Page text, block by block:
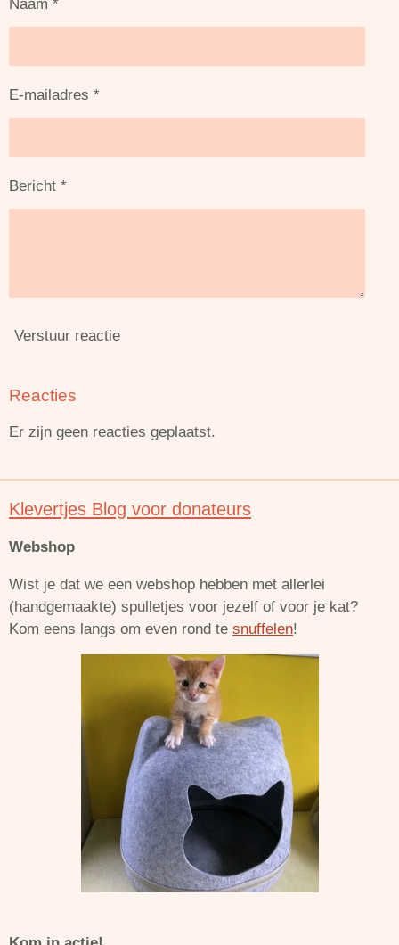
Naam *
E-mailadres *
Bericht *
Verstuur reactie
Reacties
Er zijn geen reacties geplaatst.
Klevertjes Blog voor donateurs
Webshop
Wist je dat we een webshop hebben met allerlei
(handgemaakte) spulletjes voor jezelf of voor je kat?
Kom eens langs om even rond te snuffelen!